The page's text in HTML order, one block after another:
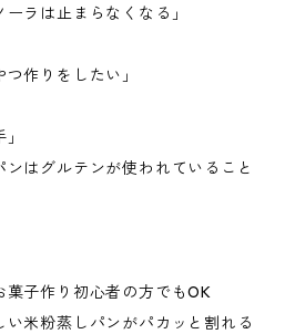
ラは止まらなくなる」
作りをしたい」
ンはグルテンが使われていること
菓子作り初心者の方でもOK
い米粉蒸しパンがパカッと割れる